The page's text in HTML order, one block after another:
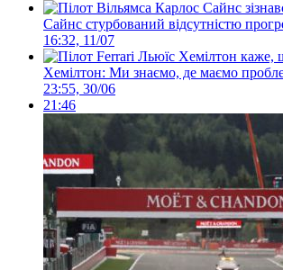
Сайнс стурбований відсутністю
16:32, 11/07
Хемілтон: Ми знаємо, де маємо
23:55, 30/06
21:46